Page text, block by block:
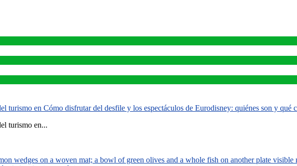
turismo en Cómo disfrutar del desfile y los espectáculos de Eurodisney: quiénes son y qué
turismo en...